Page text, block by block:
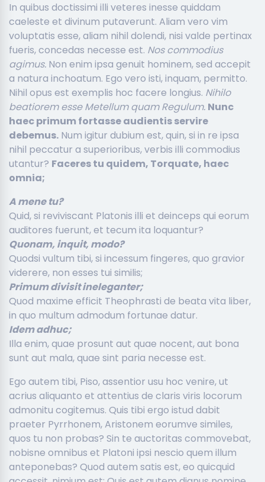
In quibus doctissimi illi veteres inesse quiddam
caeleste et divinum putaverunt. Aliam vero vim
voluptatis esse, aliam nihil dolendi, nisi valde pertinax
fueris, concedas necesse est. Nos commodius
agimus. Non enim ipsa genuit hominem, sed accepit
a natura inchoatum. Ego vero isti, inquam, permitto.
Nihil opus est exemplis hoc facere longius. Nihilo
beatiorem esse Metellum quam Regulum. Nunc
haec primum fortasse audientis servire
debemus. Num igitur dubium est, quin, si in re ipsa
nihil peccatur a superioribus, verbis illi commodius
utantur? Faceres tu quidem, Torquate, haec
omnia;
A mene tu?
Quid, si reviviscant Platonis illi et deinceps qui eorum
auditores fuerunt, et tecum ita loquantur?
Quonam, inquit, modo?
Quodsi vultum tibi, si incessum fingeres, quo gravior
viderere, non esses tui similis;
Primum divisit ineleganter;
Quod maxime efficit Theophrasti de beata vita liber,
in quo multum admodum fortunae datur.
Idem adhuc;
Illa enim, quae prosunt aut quae nocent, aut bona
sunt aut mala, quae sint paria necesse est.
Ego autem tibi, Piso, assentior usu hoc venire, ut
acrius aliquanto et attentius de claris viris locorum
admonitu cogitemus. Quis tibi ergo istud dabit
praeter Pyrrhonem, Aristonem eorumve similes,
quos tu non probas? Sin te auctoritas commovebat,
nobisne omnibus et Platoni ipsi nescio quem illum
anteponebas? Quod autem satis est, eo quicquid